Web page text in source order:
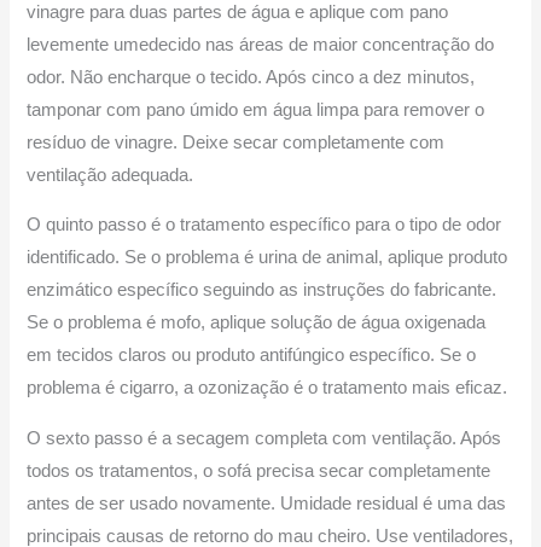
vinagre para duas partes de água e aplique com pano
levemente umedecido nas áreas de maior concentração do
odor. Não encharque o tecido. Após cinco a dez minutos,
tamponar com pano úmido em água limpa para remover o
resíduo de vinagre. Deixe secar completamente com
ventilação adequada.
O quinto passo é o tratamento específico para o tipo de odor
identificado. Se o problema é urina de animal, aplique produto
enzimático específico seguindo as instruções do fabricante.
Se o problema é mofo, aplique solução de água oxigenada
em tecidos claros ou produto antifúngico específico. Se o
problema é cigarro, a ozonização é o tratamento mais eficaz.
O sexto passo é a secagem completa com ventilação. Após
todos os tratamentos, o sofá precisa secar completamente
antes de ser usado novamente. Umidade residual é uma das
principais causas de retorno do mau cheiro. Use ventiladores,